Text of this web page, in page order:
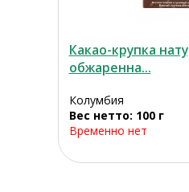
Какао-крупка
обжаренна...
Колумбия
Вес нетто: 100 г
Временно нет